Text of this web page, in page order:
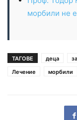
морбили не
ТАГОВЕ деца
Лечение
морбили